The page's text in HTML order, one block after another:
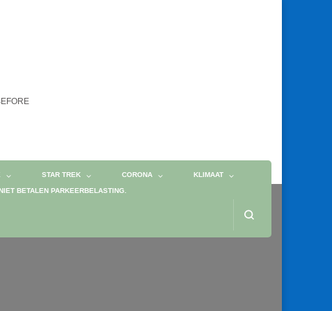
STAR TREK CORONA KLIMAAT
BETALEN PARKEERBELASTING.